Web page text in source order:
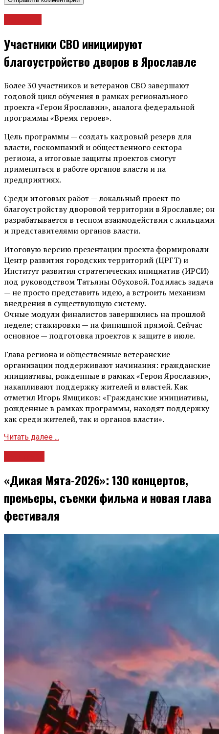
Участники СВО инициируют
благоустройство дворов в Ярославле
Более 30 участников и ветеранов СВО завершают
годовой цикл обучения в рамках регионального
проекта «Герои Ярославии», аналога федеральной
программы «Время героев».
Цель программы — создать кадровый резерв для
власти, госкомпаний и общественного сектора
региона, а итоговые защиты проектов смогут
применяться в работе органов власти и на
предприятиях.
Среди итоговых работ — локальный проект по
благоустройству дворовой территории в Ярославле; он
разрабатывается в тесном взаимодействии с жильцами
и представителями органов власти.
Итоговую версию презентации проекта формировали
Центр развития городских территорий (ЦРГТ) и
Институт развития стратегических инициатив (ИРСИ)
под руководством Татьяны Обуховой. Годилась задача
— не просто представить идею, а встроить механизм
внедрения в существующую систему.
Очные модули финалистов завершились на прошлой
неделе; стажировки — на финишной прямой. Сейчас
основное — подготовка проектов к защите в июле.
Глава региона и общественные ветеранские
организации поддерживают начинания: гражданские
инициативы, рожденные в рамках «Герои Ярославии»,
накапливают поддержку жителей и властей. Как
отметил Игорь Ямщиков: «Гражданские инициативы,
рожденные в рамках программы, находят поддержку
как среди жителей, так и органов власти».
Читать далее ...
«Дикая Мята-2026»: 130 концертов,
премьеры, съемки фильма и новая глава
фестиваля